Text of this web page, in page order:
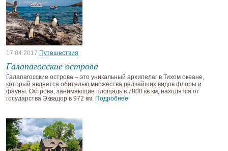
17.04.2017 Путешествия
Галапагосские острова
Галапагосские острова – это уникальный архипелаг в Тихом океане,
который является обителью множества редчайших видов флоры и
фауны. Острова, занимающие площадь в 7800 кв.км, находятся от
государства Эквадор в 972 км. Подробнее